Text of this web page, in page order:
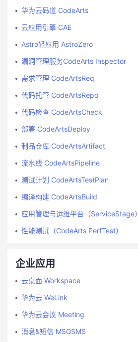
华为云码道 CodeArts
云应用引擎 CAE
Astro轻应用 AstroZero
漏洞管理服务CodeArts Inspector
需求管理 CodeArtsReq
代码托管 CodeArtsRepo
代码检查 CodeArtsCheck
部署 CodeArtsDeploy
制品仓库 CodeArtsArtifact
流水线 CodeArtsPipeline
测试计划 CodeArtsTestPlan
编译构建 CodeArtsBuild
应用管理与运维平台（ServiceStage）
性能测试（CodeArts PerfTest）
企业应用
云桌面 Workspace
华为云 WeLink
华为云会议 Meeting
消息&短信 MSGSMS